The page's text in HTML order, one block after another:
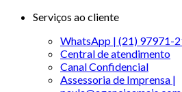
Serviços ao cliente
WhatsApp | (21) 97971-
Central de atendimento
Canal Confidencial
Assessoria de Imprensa |